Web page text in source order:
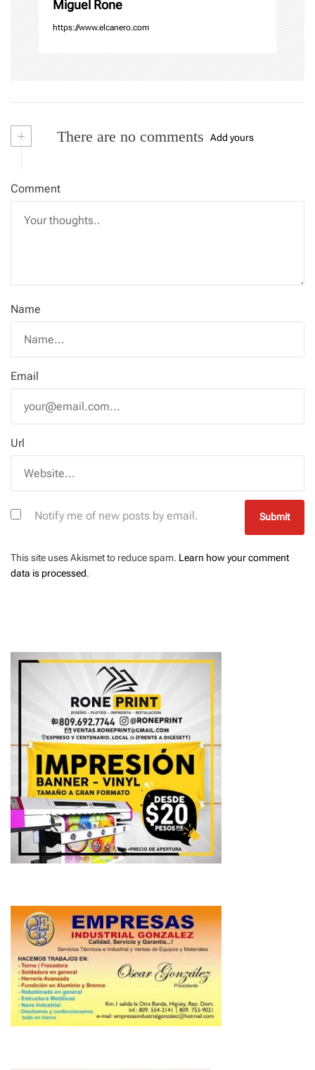
Miguel Rone
https://www.elcanero.com
+ There are no comments Add yours
Comment
Name
Email
Url
Notify me of new posts by email.
This site uses Akismet to reduce spam. Learn how your comment
data is processed.